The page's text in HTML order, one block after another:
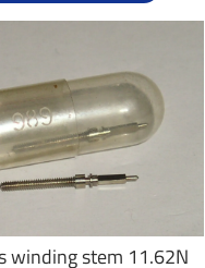
winding stem 11.62N